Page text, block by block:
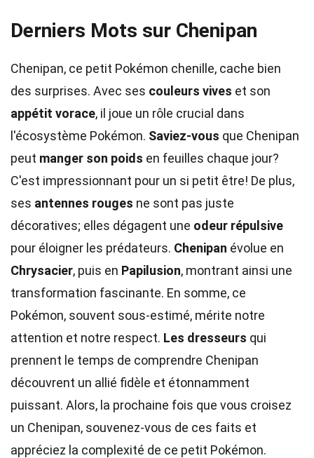
Derniers Mots sur Chenipan
Chenipan, ce petit Pokémon chenille, cache bien
des surprises. Avec ses couleurs vives et son
appétit vorace, il joue un rôle crucial dans
l'écosystème Pokémon. Saviez-vous que Chenipan
peut manger son poids en feuilles chaque jour?
C'est impressionnant pour un si petit être! De plus,
ses antennes rouges ne sont pas juste
décoratives; elles dégagent une odeur répulsive
pour éloigner les prédateurs. Chenipan évolue en
Chrysacier, puis en Papilusion, montrant ainsi une
transformation fascinante. En somme, ce
Pokémon, souvent sous-estimé, mérite notre
attention et notre respect. Les dresseurs qui
prennent le temps de comprendre Chenipan
découvrent un allié fidèle et étonnamment
puissant. Alors, la prochaine fois que vous croisez
un Chenipan, souvenez-vous de ces faits et
appréciez la complexité de ce petit Pokémon.